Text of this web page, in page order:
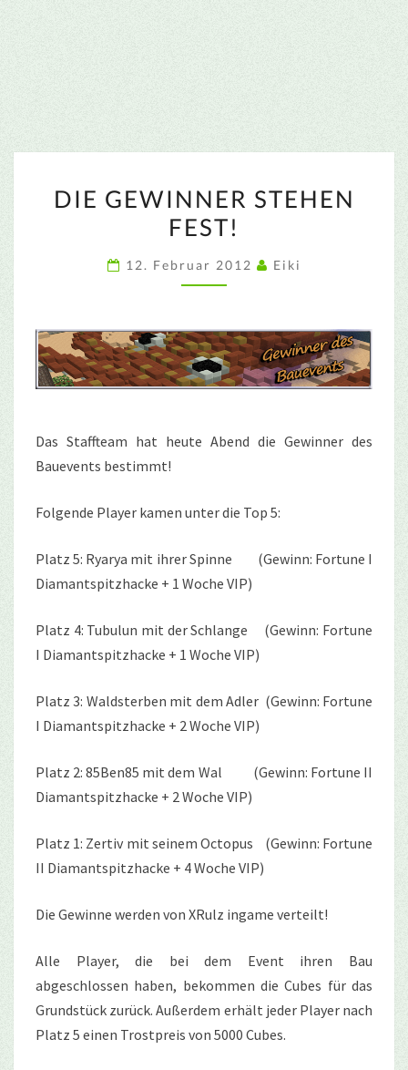
GEWINNER
STEHEN
DIE GEWINNER STEHEN
FEST!
12. Februar 2012 Eiki
Das Staffteam hat heute Abend die Gewinner des
Bauevents bestimmt!
Folgende Player kamen unter die Top 5:
Platz 5: Ryarya mit ihrer Spinne (Gewinn: Fortune I
Diamantspitzhacke + 1 Woche VIP)
Platz 4: Tubulun mit der Schlange (Gewinn: Fortune
I Diamantspitzhacke + 1 Woche VIP)
Platz 3: Waldsterben mit dem Adler (Gewinn: Fortune
I Diamantspitzhacke + 2 Woche VIP)
Platz 2: 85Ben85 mit dem Wal (Gewinn: Fortune II
Diamantspitzhacke + 2 Woche VIP)
Platz 1: Zertiv mit seinem Octopus (Gewinn: Fortune
II Diamantspitzhacke + 4 Woche VIP)
Die Gewinne werden von XRulz ingame verteilt!
Alle Player, die bei dem Event ihren Bau
abgeschlossen haben, bekommen die Cubes für das
Grundstück zurück. Außerdem erhält jeder Player nach
Platz 5 einen Trostpreis von 5000 Cubes.